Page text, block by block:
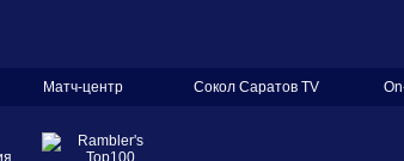
Матч-центр Сокол Саратов TV